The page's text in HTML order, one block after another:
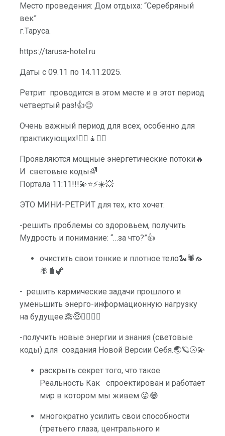
Место проведения: Дом отдыха: “Серебряный
век”
г.Таруса.
https://tarusa-hotel.ru
Даты с 09.11 по 14.11.2025.
Ретрит проводится в этом месте и в этот период
четвертый раз!👍😉
Очень важный период для всех, особенно для
практикующих!🧘‍♀🧘🧘‍♂
Проявляются мощные энергетические потоки🔥
И световые коды🌈
Портала 11:11!!!💫⭐️⚡️☀️💥
ЭТО МИНИ-РЕТРИТ для тех, кто хочет:
-решить проблемы со здоровьем, получить
Мудрость и понимание: “…за что?”👍
очистить свои тонкие и плотное тело🐍🕷🦟
🪰🐛🦖
- решить кармические задачи прошлого и
уменьшить энерго-информационную нагрузку
на будущее.🙈😇🏃‍♂🏃‍♀
-получить новые энергии и знания (световые
коды) для создания Новой Версии Себя.🌏🪐🌝💫
раскрыть секрет того, что такое
Реальность Как спроектирован и работает
мир в котором мы живем.😜😂
многократно усилить свои способности
(третьего глаза, центрального и